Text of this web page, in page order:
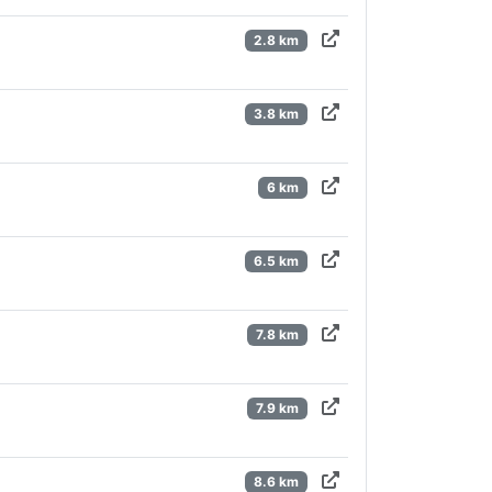
2.8 km
3.8 km
6 km
6.5 km
7.8 km
7.9 km
8.6 km